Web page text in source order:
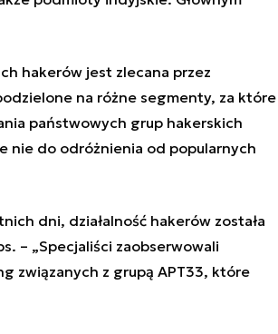
hakerów jest zlecana przez
na różne segmenty, za które
państwowych grup hakerskich
nie do odróżnienia od popularnych
dni, działalność hakerów została
– „Specjaliści zaobserwowali
związanych z grupą APT33, które